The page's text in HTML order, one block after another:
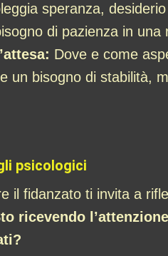
speranza,
di pazienza in
Dove e come
un bisogno di stabilità,
psicologici
il fidanzato ti invita a
ricevendo